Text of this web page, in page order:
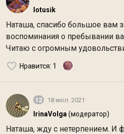
lotusik
Наташа, спасибо большое вам
воспоминания о пребывании
Читаю с огромным
Нравится: 1
12 18 июл. 2021
IrinaVolga (модератор)
Наташа, жду с нетерпением. И